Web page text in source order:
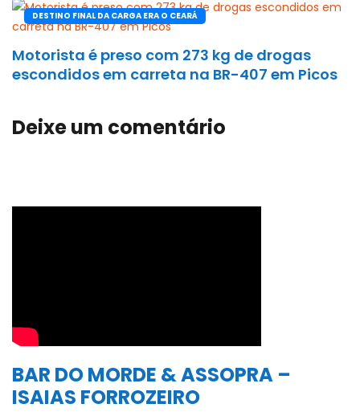
DESTINO FINAL DA CARGA ERA O CEARÁ
Motorista é preso com 273 kg de drogas
escondidos em carreta na BR-407 em Picos
Deixe um comentário
BAR DO MORDE & ASSOPRA –
ISAIAS FORROZEIRO